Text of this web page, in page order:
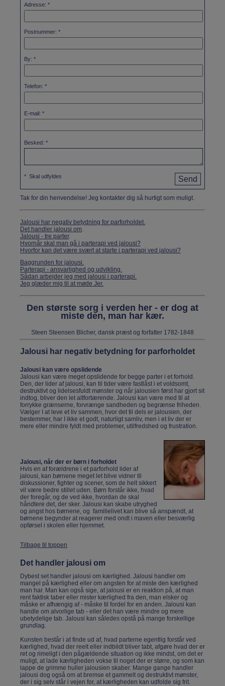
Adresse:
Postnummer:
By:
Telefon:
E-mail:
Besked:
* Skal udfyldes
Tak for din henvendelse! Jeg kontakter dig så hurtigt som muligt.
Jalousi har negativ betydning for parforholdet.
Det handler jalousi om.
Jalousi - tre parter.
Hvornår skal man gå i parterapi ved jalousi?
Hvorfor kan det være svært at starte i parterapi ved jalousi?
Baggrunden for jalousi.
Parterapi - ansvarlighed og udvikling.
Sådan arbejder jeg med jalousi i parterapi.
Jeg glæder mig til at møde Jer.
Den største sorg i verden her - er dog at
miste den, man har kær.
Steen Steensen Blicher, dansk præst og forfatter 1782-1848
Jalousi har negativ betydning for parforholdet
Jalousi kan være opslidende
Jalousi kan være meget opslidende for begge parter i et forhold.
Den, der lider af jalousi, kan til tider være fastlåst i et voldsomt,
destruktivt og lidelsesfuldt mønster og når jalousien først har gjort sit
indtog, bliver den let altfortærende. Jalousi kan være med til at
forrykke grænserne, forvrænge sandheden og begrænse friheden.
Vælger I at leve et liv sammen, hvor det til dels er jalousien, der
bestemmer, har I ikke et godt, naturligt samliv, men i et liv der er
mere eller mindre fyldt med problemer, utilfredshed og frustration.
Jalousi, når der er børn i forholdet
Hvis en af forældrene i et parforhold lider af
jalousi, kan børnene meget let blive vidner til
diskussioner, fighter og scener, som de helt sikkert
vil være bedre stillet uden. Børn forstår ikke, hvad
der foregår, og de ved ikke, hvordan de skal
håndtere det, der sker. Jalousi kan skabe utryghed
og angst hos børnene, og familielivet kan blive så anspændt, at
børnene begynder at reagerer med ondt i maven eller besværlig
opførsel i skolen eller hjemmet.
Tilbage til toppen
Det handler jalousi om
Dybest set handler jalousi om kærlighed. Jalousi handler om
mangel på kærlighed eller om angsten for at miste den kærlighed
man har. Man kan også sige, at jalousi er en reaktion på, at man
rent faktisk taber eller mister kærlighed fra den, man elsker og
måske er afhængig af - måske til fordel for en anden. Jalousi kan
handle om alvorlige tab - eller det han være mindre og mere
ubetydelige tab. Jalousi kan således opstå på mange forskellige
grundlag.
Kunsten består i at finde ud af, hvad parterne egentlig forstår ved
kærlighed, hvad der reelt eller indbildt bliver tabt, afgøre hvad der er
ret og rimeligt i den pågældende situation og ikke mindst, om det er
muligt, at lade kærligheden vokse til noget der er større, og som kan
lappe de grimme huller jalousien skaber. Mange gange handler
jalousi dog også om at bremse et gammelt og destruktivt mønster,
der i sig selv står i vejen for, at kærligheden kan udfolde sig frit.